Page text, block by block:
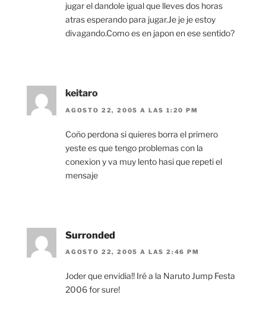
jugar el dandole igual que lleves dos horas
atras esperando para jugar.Je je je estoy
divagando.Como es en japon en ese sentido?
keitaro
AGOSTO 22, 2005 A LAS 1:20 PM
Coño perdona si quieres borra el primero
yeste es que tengo problemas con la
conexion y va muy lento hasi que repeti el
mensaje
Surronded
AGOSTO 22, 2005 A LAS 2:46 PM
Joder que envidia!! Iré a la Naruto Jump Festa
2006 for sure!